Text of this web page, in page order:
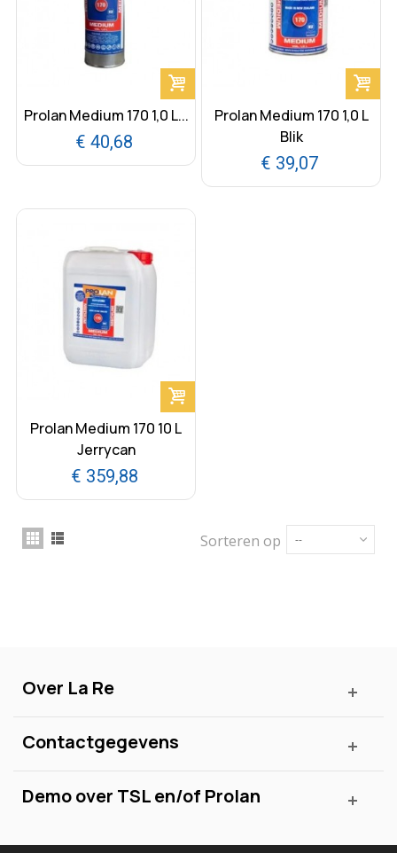
Prolan Medium 170 1,0 L...
€ 40,68
Prolan Medium 170 1,0 L
Blik
€ 39,07
Prolan Medium 170 10 L
Jerrycan
€ 359,88
Sorteren op --
Over La Re
Contactgegevens
Demo over TSL en/of Prolan